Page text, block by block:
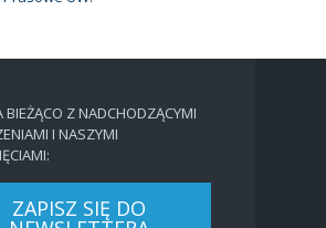
BIEŻĄCO Z NADCHODZĄCYMI
I NASZYMI
ZAPISZ SIĘ DO